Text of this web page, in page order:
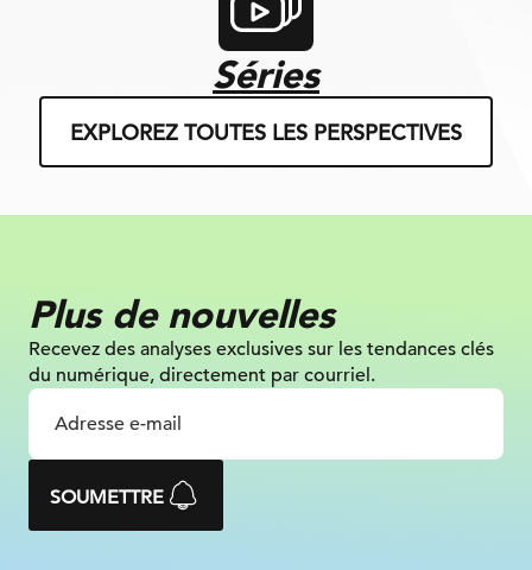
Séries
EXPLOREZ TOUTES LES PERSPECTIVES
Plus de nouvelles
Recevez des analyses exclusives sur les tendances clés
du numérique, directement par courriel.
SOUMETTRE